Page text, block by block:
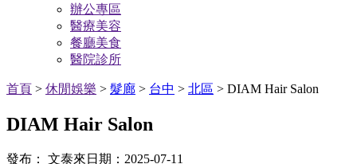
辦公專區
醫療美容
餐廳美食
醫院診所
首頁 > 休閒娛樂 > 髮廊 > 台中 > 北區 > DIAM Hair Salon
DIAM Hair Salon
發布： 文泰來 日期：2025-07-11